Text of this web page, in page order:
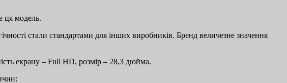
ця модель.
стали стандартами для інших виробників. Бренд величезне значення
екрану – Full HD, розмір – 28,3 дюйма.